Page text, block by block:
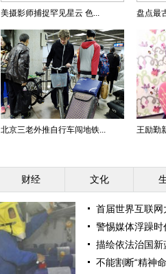
美摄影师捕捉罕见星云 色... 盘点最
北京三老外推自行车闯地铁... 王励勤
财经 文化
首届世界互联
警惕媒体浮躁
描绘依法治国
不能割断“精神